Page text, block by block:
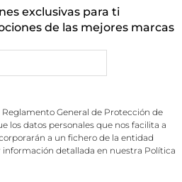
exclusivas para ti
de las mejores marcas
Reglamento General de Protección de
los datos personales que nos facilita a
a un fichero de la entidad
información detallada en nuestra Política